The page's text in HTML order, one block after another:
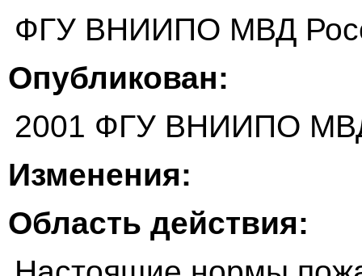
ФГУ ВНИИПО МВД
Опубликован:
2001 ФГУ ВНИИПО
Изменения:
Область действия: